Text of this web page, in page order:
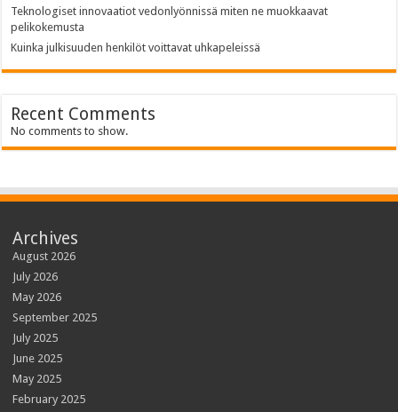
Teknologiset innovaatiot vedonlyönnissä miten ne muokkaavat
pelikokemusta
Kuinka julkisuuden henkilöt voittavat uhkapeleissä
Recent Comments
No comments to show.
Archives
August 2026
July 2026
May 2026
September 2025
July 2025
June 2025
May 2025
February 2025